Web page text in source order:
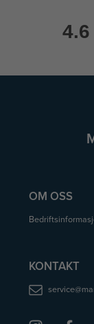
4.6
OM OSS
KONTAKT